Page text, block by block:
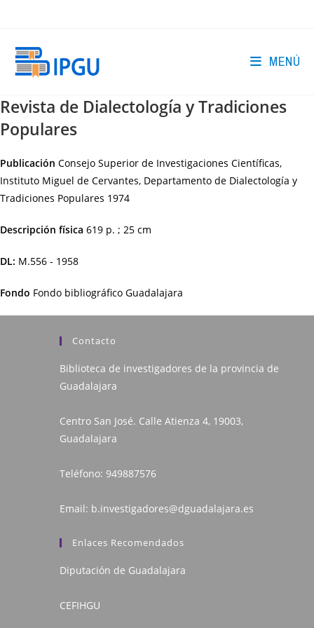
MENÚ
Revista de Dialectología y Tradiciones
Populares
Publicación Consejo Superior de Investigaciones Científicas,
Instituto Miguel de Cervantes, Departamento de Dialectología y
Tradiciones Populares 1974
Descripción física 619 p. ; 25 cm
DL: M.556 - 1958
Fondo Fondo bibliográfico Guadalajara
Contacto
Biblioteca de investigadores de la provincia de
Guadalajara
Centro San José. Calle Atienza 4, 19003,
Guadalajara
Teléfono: 949887576
Email: b.investigadores@dguadalajara.es
Enlaces Recomendados
Diputación de Guadalajara
CEFIHGU